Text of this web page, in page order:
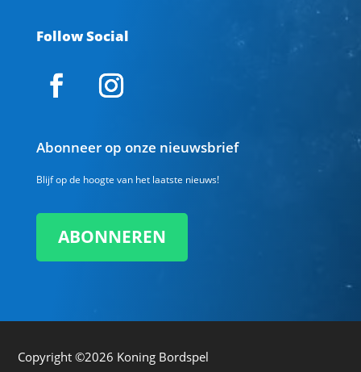
Follow Social
Abonneer op onze nieuwsbrief
Blijf op de hoogte van het laatste nieuws!
ABONNEREN
Copyright ©2026 Koning Bordspel